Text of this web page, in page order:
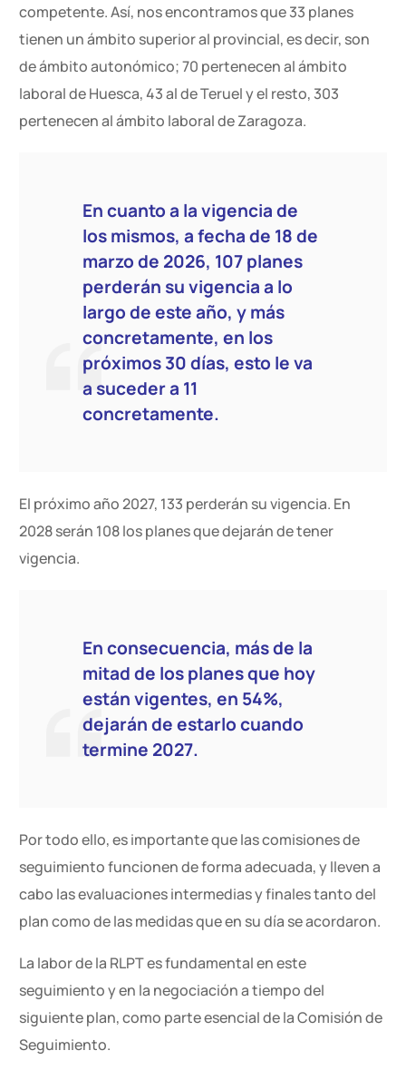
competente. Así, nos encontramos que 33 planes
tienen un ámbito superior al provincial, es decir, son
de ámbito autonómico; 70 pertenecen al ámbito
laboral de Huesca, 43 al de Teruel y el resto, 303
pertenecen al ámbito laboral de Zaragoza.
En cuanto a la vigencia de
los mismos, a fecha de 18 de
marzo de 2026, 107 planes
perderán su vigencia a lo
largo de este año, y más
concretamente, en los
próximos 30 días, esto le va
a suceder a 11
concretamente.
El próximo año 2027, 133 perderán su vigencia. En
2028 serán 108 los planes que dejarán de tener
vigencia.
En consecuencia, más de la
mitad de los planes que hoy
están vigentes, en 54%,
dejarán de estarlo cuando
termine 2027.
Por todo ello, es importante que las comisiones de
seguimiento funcionen de forma adecuada, y lleven a
cabo las evaluaciones intermedias y finales tanto del
plan como de las medidas que en su día se acordaron.
La labor de la RLPT es fundamental en este
seguimiento y en la negociación a tiempo del
siguiente plan, como parte esencial de la Comisión de
Seguimiento.